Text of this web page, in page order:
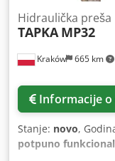
Kraków 665 km
Hidraulička preša
TAPKA MP32
Informacije o
Stanje: novo,
potpuno